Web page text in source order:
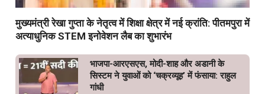
मुख्यमंत्री रेखा गुप्ता के नेतृत्व में शिक्षा क्षेत्र में नई क्रांति: पीतमपुरा में
अत्याधुनिक STEM इनोवेशन लैब का शुभारंभ
भाजपा-आरएसएस, मोदी-शाह और अडानी के
सिस्टम ने युवाओं को ‘चक्रव्यूह’ में फंसाया: राहुल
गांधी